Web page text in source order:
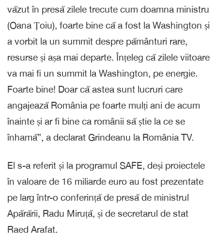
văzut în presă zilele trecute cum doamna ministru
(Oana Țoiu), foarte bine că a fost la Washington și
a vorbit la un summit despre pământuri rare,
resurse și așa mai departe. Înțeleg că zilele viitoare
va mai fi un summit la Washington, pe energie.
Foarte bine! Doar că astea sunt lucruri care
angajează România pe foarte mulți ani de acum
înainte și ar fi bine ca românii să știe la ce se
înhamă”, a declarat Grindeanu la România TV.
El s-a referit și la programul SAFE, deși proiectele
în valoare de 16 miliarde euro au fost prezentate
pe larg într-o conferință de presă de ministrul
Apărării, Radu Miruță, și de secretarul de stat
Raed Arafat.